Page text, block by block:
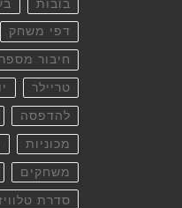
בובות
דפי משחק
חיבור
טריילר
להדפסה
מכוניות
משחקים
סדרת